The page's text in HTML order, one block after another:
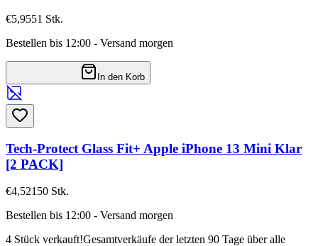
€5,9551 Stk.
Bestellen bis 12:00 - Versand morgen
In den Korb
Tech-Protect Glass Fit+ Apple iPhone 13 Mini Klar
[2 PACK]
€4,52150 Stk.
Bestellen bis 12:00 - Versand morgen
4 Stück verkauft!Gesamtverkäufe der letzten 90 Tage über alle